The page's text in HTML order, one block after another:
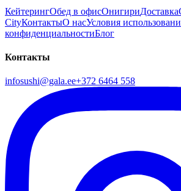
КейтерингОбед в офисОнигириДоставка
CityКонтактыО насУсловия
конфиденциальностиБлог
Контакты
infosushi@gala.ee+372 6464 558